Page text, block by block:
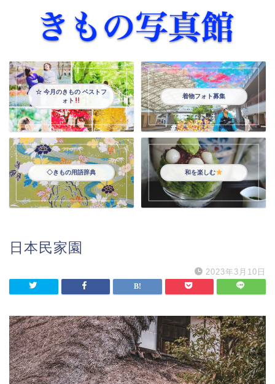
☆ 今月のきもの ベストフ
ォト
着物フォト募集
◇きもの用語辞典 和を楽しむ
日本民家園
2023年3月10日